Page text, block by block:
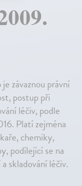
závaznou právní
postup při
léčiv, podle
Platí zejména
chemiky,
podílející se na
skladování léčiv.